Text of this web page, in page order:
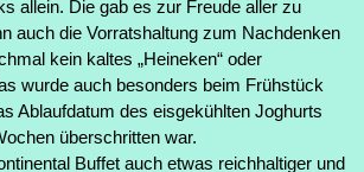
allein. Die gab es zur Freude aller zu
auch die Vorratshaltung zum Nachdenken
kein kaltes „Heineken“ oder
wurde auch besonders beim Frühstück
Ablaufdatum des eisgekühlten Joghurts
überschritten war.
Buffet auch etwas reichhaltiger und